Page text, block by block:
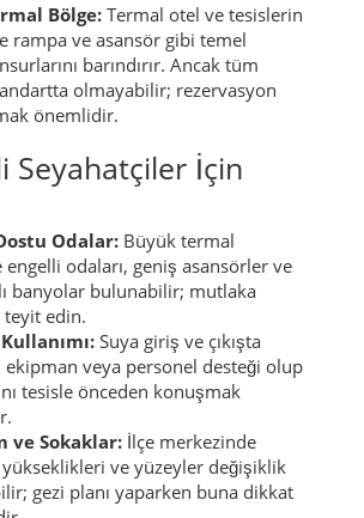
Bölge:Termal otel ve tesislerin
rampa ve asansör gibi temel
barındırır. Ancak tüm
olmayabilir; rezervasyon
önemlidir.
Seyahatçiler İçin
Odalar: Büyük termal
engelli odaları, geniş asansörler ve
banyolar bulunabilir; mutlaka
teyit edin.
Suya giriş ve çıkışta
ekipman veya personel desteği olup
tesisle önceden konuşmak
ve Sokaklar: İlçe merkezinde
yükseklikleri ve yüzeyler değişiklik
gezi planı yaparken buna dikkat